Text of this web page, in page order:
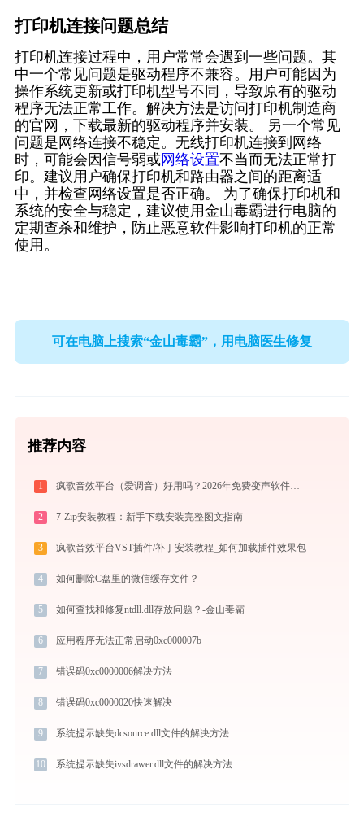
打印机连接问题总结
打印机连接过程中，用户常常会遇到一些问题。其
中一个常见问题是驱动程序不兼容。用户可能因为
操作系统更新或打印机型号不同，导致原有的驱动
程序无法正常工作。解决方法是访问打印机制造商
的官网，下载最新的驱动程序并安装。 另一个常见
问题是网络连接不稳定。无线打印机连接到网络
时，可能会因信号弱或网络设置不当而无法正常打
印。建议用户确保打印机和路由器之间的距离适
中，并检查网络设置是否正确。 为了确保打印机和
系统的安全与稳定，建议使用金山毒霸进行电脑的
定期查杀和维护，防止恶意软件影响打印机的正常
使用。
可在电脑上搜索“金山毒霸”，用电脑医生修复
推荐内容
1 疯歌音效平台（爱调音）好用吗？2026年免费变声软件下载与功能详解
2 7-Zip安装教程：新手下载安装完整图文指南
3 疯歌音效平台VST插件/补丁安装教程_如何加载插件效果包
4 如何删除C盘里的微信缓存文件？
5 如何查找和修复ntdll.dll存放问题？-金山毒霸
6 应用程序无法正常启动0xc000007b
7 错误码0xc0000006解决方法
8 错误码0xc0000020快速解决
9 系统提示缺失dcsource.dll文件的解决方法
10 系统提示缺失ivsdrawer.dll文件的解决方法